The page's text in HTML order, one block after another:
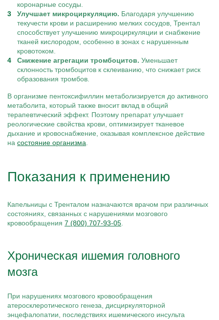
коронарные сосуды.
Улучшает микроциркуляцию. Благодаря улучшению
текучести крови и расширению мелких сосудов, Трентал
способствует улучшению микроциркуляции и снабжение
тканей кислородом, особенно в зонах с нарушенным
кровотоком.
Снижение агрегации тромбоцитов. Уменьшает
склонность тромбоцитов к склеиванию, что снижает риск
образования тромбов.
В организме пентоксифиллин метаболизируется до активного
метаболита, который также вносит вклад в общий
терапевтический эффект. Поэтому препарат улучшает
реологические свойства крови, оптимизирует тканевое
дыхание и кровоснабжение, оказывая комплексное действие
на состояние организма
Показания к применению
Капельницы с Тренталом назначаются врачом при различных
состояниях, связанных с нарушениями мозгового
кровообращения 7 (800) 707-93-05
Хроническая ишемия головного
мозга
При нарушениях мозгового кровообращения
атеросклеротического генеза, дисциркуляторной
энцефалопатии, последствиях ишемического инсульта